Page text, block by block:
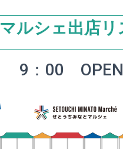
マルシェ出店リ
9：00